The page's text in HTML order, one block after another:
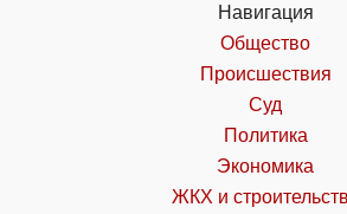
Навигация
Общество
Происшествия
Суд
Политика
Экономика
ЖКХ и